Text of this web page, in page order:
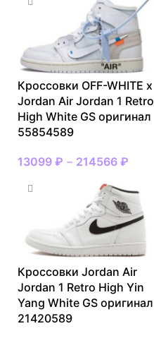
Кроссовки OFF-WHITE x
Jordan Air Jordan 1 Retro
High White GS оригинал
55854589
13099 ₽ – 214566 ₽
Кроссовки Jordan Air
Jordan 1 Retro High Yin
Yang White GS оригинал
21420589